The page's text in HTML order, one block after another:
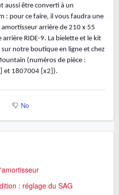
aussi être converti à un
: pour ce faire, il vous faudra une
arrière de 210 x 55
RIDE-9. La bielette et le kit
notre boutique en ligne et chez
(numéros de pièce :
et 1807004 [x2]).
No
: réglage du SAG